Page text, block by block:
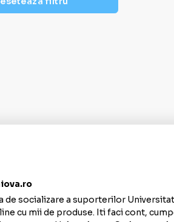
de socializare a suporterilor
cu mii de produse. Iti faci cont,